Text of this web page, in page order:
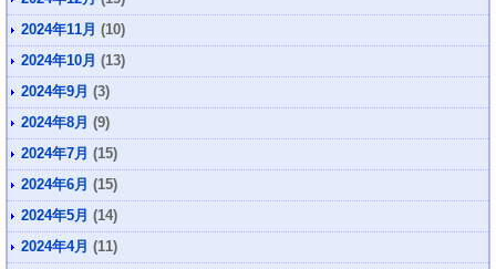
2024年11月 (10)
2024年10月 (13)
2024年9月 (3)
2024年8月 (9)
2024年7月 (15)
2024年6月 (15)
2024年5月 (14)
2024年4月 (11)